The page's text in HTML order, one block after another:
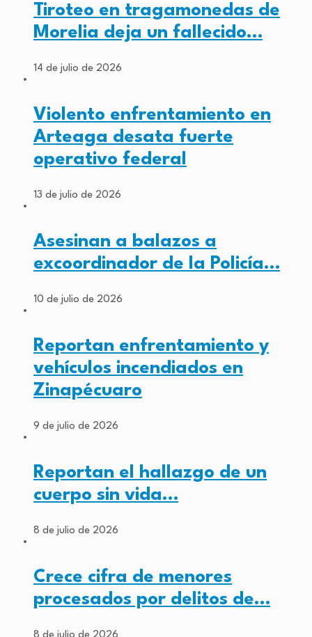
Tiroteo en tragamonedas de
Morelia deja un fallecido…
14 de julio de 2026
Violento enfrentamiento en
Arteaga desata fuerte
operativo federal
13 de julio de 2026
Asesinan a balazos a
excoordinador de la Policía…
10 de julio de 2026
Reportan enfrentamiento y
vehículos incendiados en
Zinapécuaro
9 de julio de 2026
Reportan el hallazgo de un
cuerpo sin vida…
8 de julio de 2026
Crece cifra de menores
procesados por delitos de…